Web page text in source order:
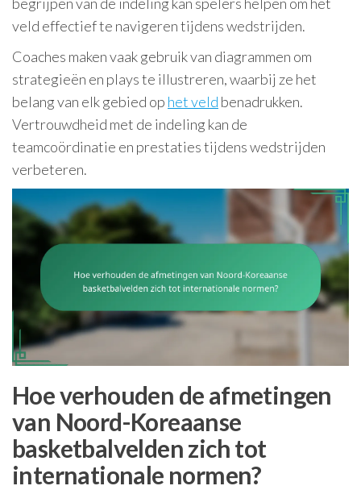
veld effectief te navigeren tijdens wedstrijden.
Coaches maken vaak gebruik van diagrammen om
strategieën en plays te illustreren, waarbij ze het
belang van elk gebied op het veld benadrukken.
Vertrouwdheid met de indeling kan de
teamcoördinatie en prestaties tijdens wedstrijden
verbeteren.
Hoe verhouden de afmetingen
van Noord-Koreaanse
basketbalvelden zich tot
internationale normen?